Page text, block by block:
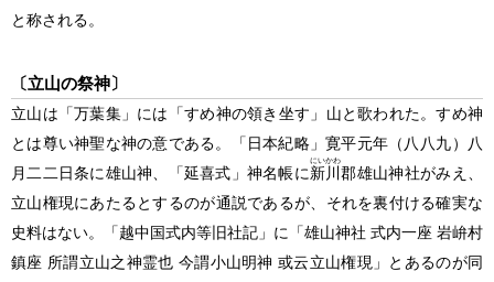
と称される。
〔立山の祭神〕
立山は「万葉集」には「すめ神の領き坐す」山と歌われた。すめ神
とは尊い神聖な神の意である。「日本紀略」寛平元年 （八八九）
八
月二二日条に雄山神、「延喜式」神名帳に新川
にいかわ
郡雄山神社がみえ、
立山権現にあたるとするのが通説であるが、それを裏付ける確実な
史料はない。「越中国式内等旧社記」に「雄山神社 式内一座 岩峅村
鎮座 所謂立山之神霊也 今謂小山明神 或云立山権現」とあるのが同